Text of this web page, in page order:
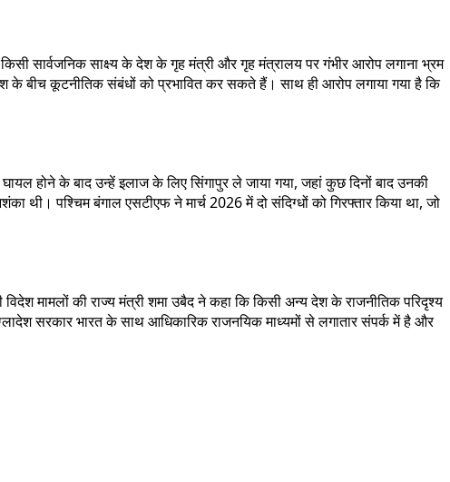
सार्वजनिक साक्ष्य के देश के गृह मंत्री और गृह मंत्रालय पर गंभीर आरोप लगाना भ्रम
के बीच कूटनीतिक संबंधों को प्रभावित कर सकते हैं। साथ ही आरोप लगाया गया है कि
होने के बाद उन्हें इलाज के लिए सिंगापुर ले जाया गया, जहां कुछ दिनों बाद उनकी
पश्चिम बंगाल एसटीएफ ने मार्च 2026 में दो संदिग्धों को गिरफ्तार किया था, जो
मामलों की राज्य मंत्री शमा उबैद ने कहा कि किसी अन्य देश के राजनीतिक परिदृश्य
सरकार भारत के साथ आधिकारिक राजनयिक माध्यमों से लगातार संपर्क में है और